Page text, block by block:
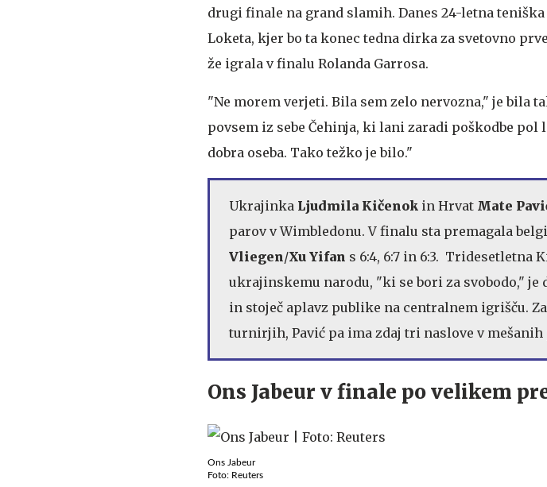
drugi finale na grand slamih. Danes 24-letna
Loketa, kjer bo ta konec tedna dirka za svetovno
že igrala v finalu Rolanda Garrosa.
"Ne morem verjeti. Bila sem zelo nervozna," je bila
povsem iz sebe Čehinja, ki lani zaradi poškodbe
dobra oseba. Tako težko je bilo."
Ukrajinka Ljudmila Kičenok in Hrvat Mate
parov v Wimbledonu. V finalu sta premagala
Vliegen/Xu Yifan s 6:4, 6:7 in 6:3. Tridesetletna
ukrajinskemu narodu, "ki se bori za svobodo,"
in stoječ aplavz publike na centralnem igrišču.
turnirjih, Pavić pa ima zdaj tri naslove v
Ons Jabeur v finale po velikem
Ons Jabeur
Foto: Reuters